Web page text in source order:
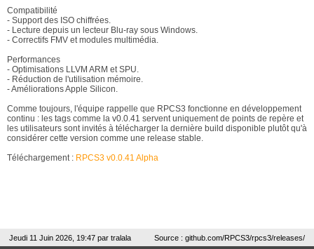
Compatibilité
- Support des ISO chiffrées.
- Lecture depuis un lecteur Blu-ray sous Windows.
- Correctifs FMV et modules multimédia.
Performances
- Optimisations LLVM ARM et SPU.
- Réduction de l'utilisation mémoire.
- Améliorations Apple Silicon.
Comme toujours, l'équipe rappelle que RPCS3 fonctionne en développement
continu : les tags comme la v0.0.41 servent uniquement de points de repère et
les utilisateurs sont invités à télécharger la dernière build disponible plutôt qu'à
considérer cette version comme une release stable.
Téléchargement : RPCS3 v0.0.41 Alpha
Jeudi 11 Juin 2026, 19:47 par tralala Source : github.com/RPCS3/rpcs3/releases/